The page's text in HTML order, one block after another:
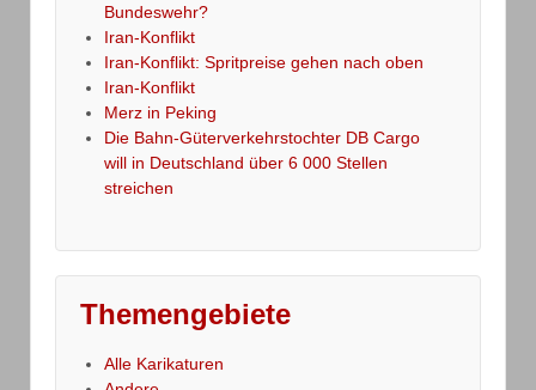
Bundeswehr?
Iran-Konflikt
Iran-Konflikt: Spritpreise gehen nach oben
Iran-Konflikt
Merz in Peking
Die Bahn-Güterverkehrstochter DB Cargo
will in Deutschland über 6 000 Stellen
streichen
Themengebiete
Alle Karikaturen